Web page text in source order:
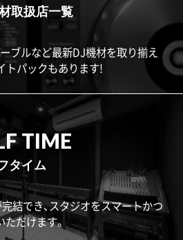
取扱店一覧
ブルなど最新DJ機材を取り揃え
トパックもあります!
TIME
タイム
結でき、スタジオをスマートかつ
だけます。